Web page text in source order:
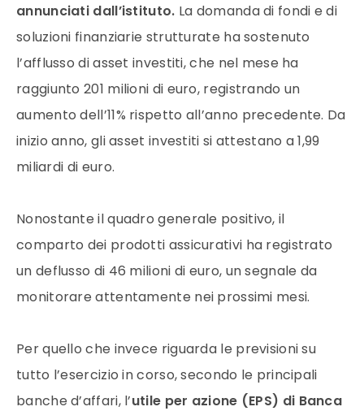
annunciati dall’istituto. La domanda di fondi e di
soluzioni finanziarie strutturate ha sostenuto
l’afflusso di asset investiti, che nel mese ha
raggiunto 201 milioni di euro, registrando un
aumento dell’11% rispetto all’anno precedente. Da
inizio anno, gli asset investiti si attestano a 1,99
miliardi di euro.
Nonostante il quadro generale positivo, il
comparto dei prodotti assicurativi ha registrato
un deflusso di 46 milioni di euro, un segnale da
monitorare attentamente nei prossimi mesi.
Per quello che invece riguarda le previsioni su
tutto l’esercizio in corso, secondo le principali
banche d’affari, l’utile per azione (EPS) di Banca